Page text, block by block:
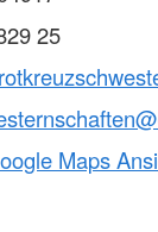
25
Maps